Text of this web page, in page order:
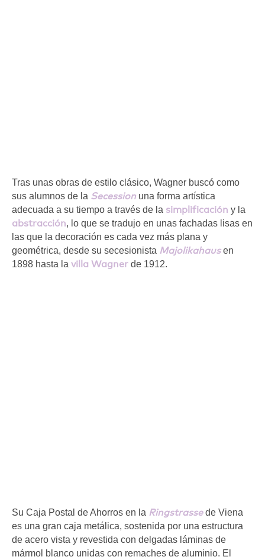
Tras unas obras de estilo clásico, Wagner buscó como
sus alumnos de la Secession una forma artística
adecuada a su tiempo a través de la simplificación y la
abstracción, lo que se tradujo en unas fachadas lisas en
las que la decoración es cada vez más plana y
geométrica, desde su secesionista Majolikahaus en
1898 hasta la villa Wagner de 1912.
Su Caja Postal de Ahorros en la Ringstrasse de Viena
es una gran caja metálica, sostenida por una estructura
de acero vista y revestida con delgadas láminas de
mármol blanco unidas con remaches de aluminio. El